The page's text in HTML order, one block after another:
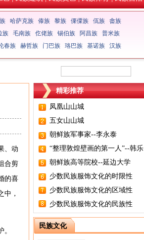
哈萨克族 傣族 黎族 傈僳族 佤族
畲族
族 毛南族 仡佬族 锡伯族 阿昌族
普米族
春族 赫哲族 门巴族 珞巴族 基诺族 汉族
、动
合剪
的喜
中，
精彩推荐
凤凰山山城
五女山山城
朝鲜族军事家--李永泰
“整理敦煌壁画的第一人”--韩乐
朝鲜族高等院校--延边大学
少数民族服饰文化的时限性
少数民族服饰文化的区域性
少数民族服饰文化的民族性
民族文化